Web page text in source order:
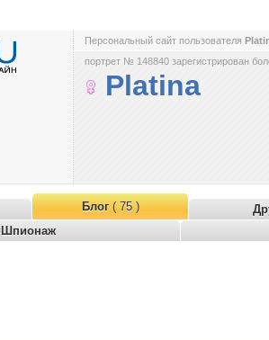
Персональный сайт пользователя
портрет № 148840 зарегистрирован
Platina
Блог( 75 )
Шпионаж